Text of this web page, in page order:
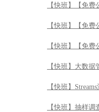
【快班】【免
【快班】【免
【快班】【免
【快班】大数据
【快班】
【快班】抽样调